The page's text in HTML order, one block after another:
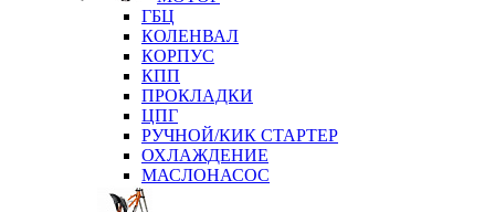
ГБЦ
КОЛЕНВАЛ
КОРПУС
КПП
ПРОКЛАДКИ
ЦПГ
РУЧНОЙ/КИК СТАРТЕР
ОХЛАЖДЕНИЕ
МАСЛОНАСОС